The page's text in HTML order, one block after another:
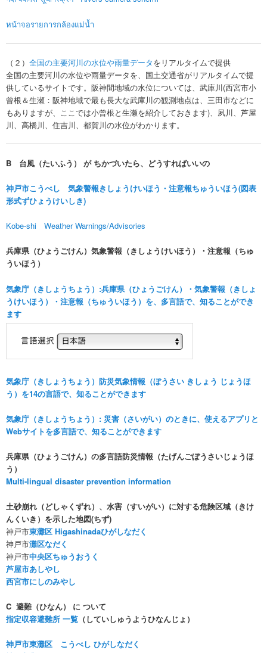
หน้าจอรายการกล้องแม่น้ำ
（２）全国の主要河川の水位や雨量データをリアルタイムで提供
全国の主要河川の水位や雨量データを、国土交通省がリアルタイムで提
供しているサイトです。阪神間地域の水位については、武庫川(西宮市小
曾根＆生瀬：阪神地域で最も長大な武庫川の観測地点は、三田市などに
もありますが、ここでは小曾根と生瀬を紹介しておきます)、夙川、芦屋
川、高橋川、住吉川、都賀川の水位がわかります。
B 台風（たいふう） が ちかづいたら、どうすればいいの
神戸市こうべし 気象警報きしょうけいほう・注意報ちゅういほう(図表
形式ずひょうけいしき)
Kobe-shi Weather Warnings/Advisories
兵庫県（ひょうごけん）気象警報（きしょうけいほう）・注意報（ちゅ
ういほう）
気象庁（きしょうちょう）:兵庫県（ひょうごけん）・気象警報（きしょ
うけいほう）・注意報（ちゅういほう）を、多言語で、知ることができ
ます
気象庁（きしょうちょう）防災気象情報（ぼうさい きしょう じょうほ
う）を14の言語で、知ることができます
気象庁（きしょうちょう）: 災害（さいがい）のときに、使えるアプリと
Webサイトを多言語で、知ることができます
兵庫県（ひょうごけん）の多言語防災情報（たげんごぼうさいじょうほ
う）
Multi-lingual disaster prevention information
土砂崩れ（どしゃくずれ）、水害（すいがい）に対する危険区域（きけ
んくいき）を示した地図(ちず)
神戸市東灘区 Higashinadaひがしなだく
神戸市灘区なだく
神戸市中央区ちゅうおうく
芦屋市あしやし
西宮市にしのみやし
C 避難（ひなん） に ついて
指定収容避難所 一覧 （していしゅうようひなんじょ）
神戸市東灘区 こうべし ひがしなだく